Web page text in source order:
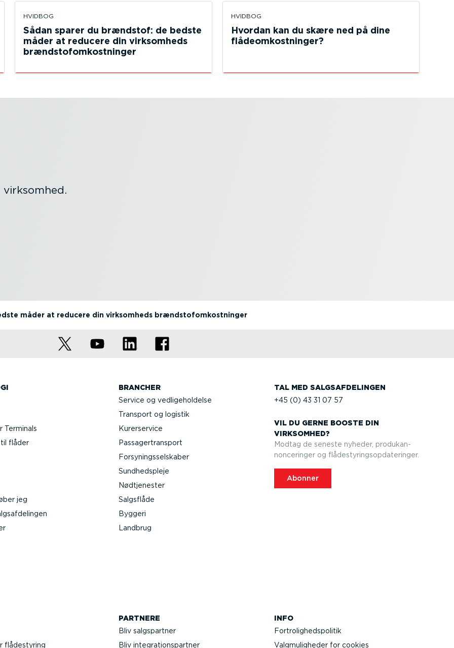
HVIDBOG
Sådan sparer du brændstof: de bedste
måder at reducere din virksomheds
brænd­sto­fom­kost­ninger
HVIDBOG
Hvordan kan du skære ned på dine
flådeom­kost­ninger?
måder at reducere din virksomheds brænd­sto­fom­kost­ninger
Terminals
flåder
jeg
BRANCHER
Service og vedli­ge­hol­delse
Transport og logistik
Kurer­service
Passa­ger­transport
Forsy­nings­sel­skaber
Sundheds­pleje
Nødtje­nester
Salgsflåde
Byggeri
Landbrug
TAL MED SALGS­AF­DE­LINGEN
+45 (0) 43 31 07 57
VIL DU GERNE BOOSTE DIN
VIRKSOMHED?
Modtag de seneste nyheder, produkan­
non­ce­ringer og flådesty­rings­op­da­te­ringer.
Abonner
flådestyring
PARTNERE
Bliv salgs­partner
Bliv integra­tions­partner
INFO
Fortro­lig­heds­po­litik
Valgmu­lig­heder for cookies